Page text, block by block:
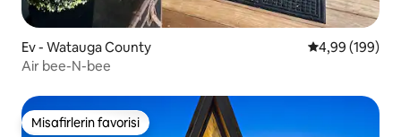
Ev - Watauga County 5 üzerinden
4,99 (199)
Air bee-N-bee
Misafirlerin favorisi
Misafirlerin favorisi